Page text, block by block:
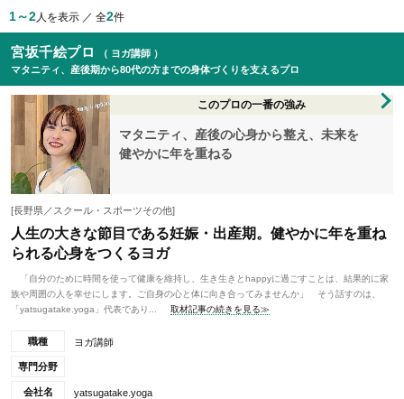
1～2人を表示 ／ 全2件
宮坂千絵プロ
（ ヨガ講師 ）
マタニティ、産後期から80代の方までの身体づくりを支えるプロ
このプロの一番の強み
マタニティ、産後の心身から整え、未来を
健やかに年を重ねる
[長野県／スクール・スポーツその他]
人生の大きな節目である妊娠・出産期。健やかに年を重ね
られる心身をつくるヨガ
「自分のために時間を使って健康を維持し、生き生きとhappyに過ごすことは、結果的に家
族や周囲の人を幸せにします。ご自身の心と体に向き合ってみませんか」 そう話すのは、
「yatsugatake.yoga」代表であり...
取材記事の続きを見る≫
職種 ヨガ講師
専門分野
会社名 yatsugatake.yoga